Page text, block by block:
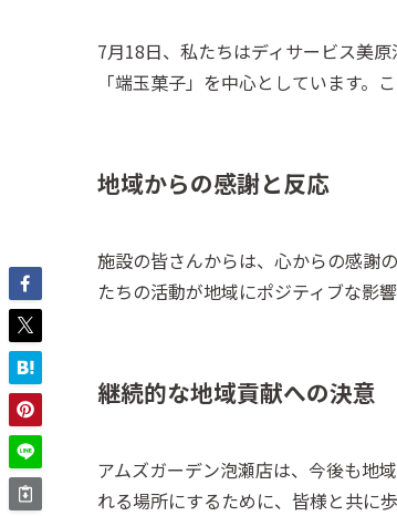
7月18日、私たちはディサービス美
「端玉菓子」を中心としています。
地域からの感謝と反応
施設の皆さんからは、心からの感謝
たちの活動が地域にポジティブな影
継続的な地域貢献への決意
アムズガーデン泡瀬店は、今後も地
れる場所にするために、皆様と共に